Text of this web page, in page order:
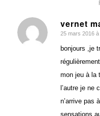
vernet
dit
25 mars 2016 à
bonjours ,je
mon jeu à la
l’autre je ne
n’arrive pas
sensations